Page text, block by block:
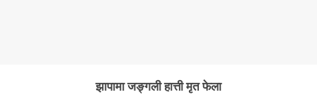
झापामा जङ्गली हात्ती मृत फेला